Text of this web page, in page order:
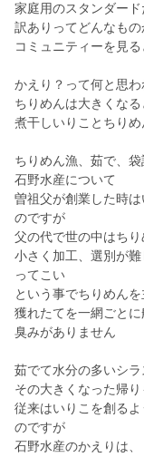
家庭用のスタンダー
訳ありってどんなも
コミュニティーを見
かえり？って何と思
ちりめんは大きくな
煮干しいりことちり
ちりめん漁、茹で、袋
石野水産について
曽祖父が創業した時
のですが
父の代で世の中はち
小さく加工、選別が
ってこい
という事でちりめんを
獲れたてを一網ごと
臭みがありません
茹でて水分の多いシ
その大きくなった帰り
従来はいりこを創る
のですが
石野水産のかえりは、